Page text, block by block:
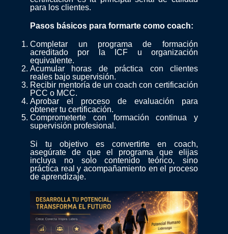
para los clientes.
Pasos básicos para formarte como coach:
Completar un programa de formación
acreditado por la ICF u organización
equivalente.
Acumular horas de práctica con clientes
reales bajo supervisión.
Recibir mentoría de un coach con certificación
PCC o MCC.
Aprobar el proceso de evaluación para
obtener tu certificación.
Comprometerte con formación continua y
supervisión profesional.
Si tu objetivo es convertirte en coach,
asegúrate de que el programa que elijas
incluya no solo contenido teórico, sino
práctica real y acompañamiento en el proceso
de aprendizaje.